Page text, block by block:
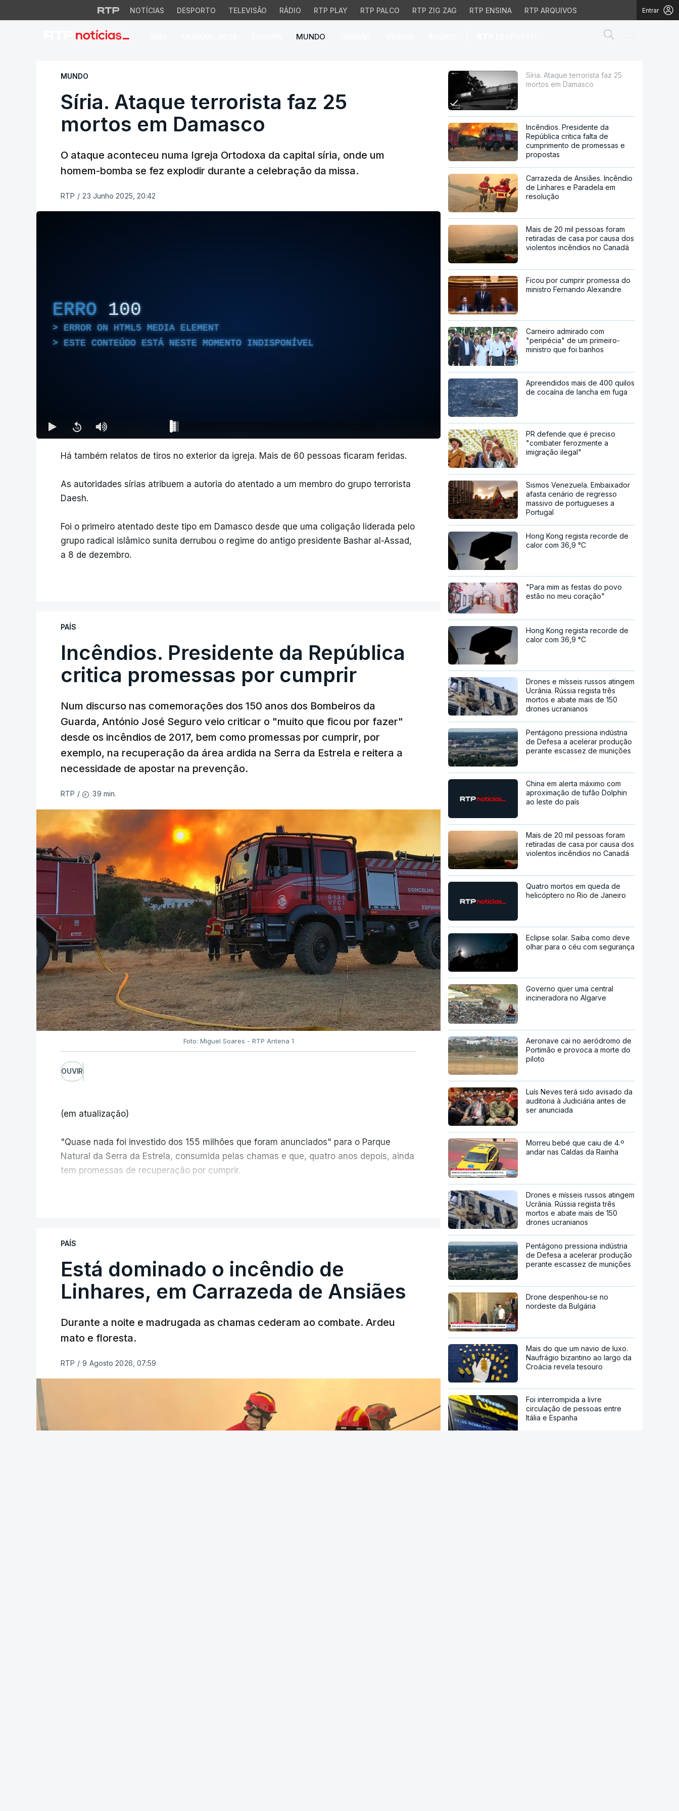
NOTÍCIAS DESPORTO TELEVISÃO RÁDIO RTP PLAY RTP PALCO RTP ZIG ZAG RTP ENSINA RTP ARQUIVOS Entrar
MUNDO
Síria. Ataque terrorista faz 25 mortos em Damasco
MUNDO
Síria. Ataque terrorista faz 25
mortos em Damasco
O ataque aconteceu numa Igreja Ortodoxa da capital síria, onde um
homem-bomba se fez explodir durante a celebração da missa.
RTP / 23 Junho 2025, 20:42
ERRO 100
ERROR ON HTML5 MEDIA ELEMENT
ESTE CONTEÚDO ESTÁ NESTE MOMENTO INDISPONÍVEL
Há também relatos de tiros no exterior da igreja. Mais de 60 pessoas ficaram feridas.
As autoridades sírias atribuem a autoria do atentado a um membro do grupo terrorista
Daesh.
Foi o primeiro atentado deste tipo em Damasco desde que uma coligação liderada pelo
grupo radical islâmico sunita derrubou o regime do antigo presidente Bashar al-Assad,
a 8 de dezembro.
PAÍS
Incêndios. Presidente da República
critica promessas por cumprir
Num discurso nas comemorações dos 150 anos dos Bombeiros da
Guarda, António José Seguro veio criticar o "muito que ficou por fazer"
desde os incêndios de 2017, bem como promessas por cumprir, por
exemplo, na recuperação da área ardida na Serra da Estrela e reitera a
necessidade de apostar na prevenção.
RTP / 39 min.
Foto: Miguel Soares - RTP Antena 1
OUVIR
(em atualização)
"Quase nada foi investido dos 155 milhões que foram anunciados" para o Parque
Natural da Serra da Estrela, consumida pelas chamas e que, quatro anos depois, ainda
tem promessas de recuperação por cumprir.
ERRO 100
ERROR ON HTML5 MEDIA ELEMENT
PAÍS
Está dominado o incêndio de
Linhares, em Carrazeda de Ansiães
Durante a noite e madrugada as chamas cederam ao combate. Ardeu
mato e floresta.
RTP / 9 Agosto 2026, 07:59
Síria. Ataque terrorista faz 25
mortos em Damasco
Incêndios. Presidente da
República critica falta de
cumprimento de promessas e
propostas
Carrazeda de Ansiães. Incêndio
de Linhares e Paradela em
resolução
Mais de 20 mil pessoas foram
retiradas de casa por causa dos
violentos incêndios no Canadá
Ficou por cumprir promessa do
ministro Fernando Alexandre
Carneiro admirado com
"peripécia" de um primeiro-
ministro que foi banhos
Apreendidos mais de 400 quilos
de cocaína de lancha em fuga
PR defende que é preciso
"combater ferozmente a
imigração ilegal"
Sismos Venezuela. Embaixador
afasta cenário de regresso
massivo de portugueses a
Portugal
Hong Kong regista recorde de
calor com 36,9 °C
"Para mim as festas do povo
estão no meu coração"
Hong Kong regista recorde de
calor com 36,9 °C
Drones e mísseis russos atingem
Ucrânia. Rússia regista três
mortos e abate mais de 150
drones ucranianos
Pentágono pressiona indústria
de Defesa a acelerar produção
perante escassez de munições
China em alerta máximo com
aproximação de tufão Dolphin
ao leste do país
Mais de 20 mil pessoas foram
retiradas de casa por causa dos
violentos incêndios no Canadá
Quatro mortos em queda de
helicóptero no Rio de Janeiro
Eclipse solar. Saiba como deve
olhar para o céu com segurança
Governo quer uma central
incineradora no Algarve
Aeronave cai no aeródromo de
Portimão e provoca a morte do
piloto
Luís Neves terá sido avisado da
auditoria à Judiciária antes de
ser anunciada
Morreu bebé que caiu de 4.º
andar nas Caldas da Rainha
Drones e mísseis russos atingem
Ucrânia. Rússia regista três
mortos e abate mais de 150
drones ucranianos
Pentágono pressiona indústria
de Defesa a acelerar produção
perante escassez de munições
Drone despenhou-se no
nordeste da Bulgária
Mais do que um navio de luxo.
Naufrágio bizantino ao largo da
Croácia revela tesouro
Foi interrompida a livre
circulação de pessoas entre
Itália e Espanha